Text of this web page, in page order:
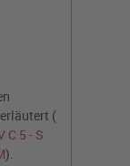
erläutert (
C 5 - S
).